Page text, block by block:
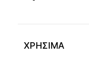
ΧΡΗΣΙΜΑ